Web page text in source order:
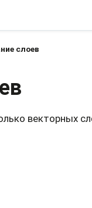
слоев
векторных